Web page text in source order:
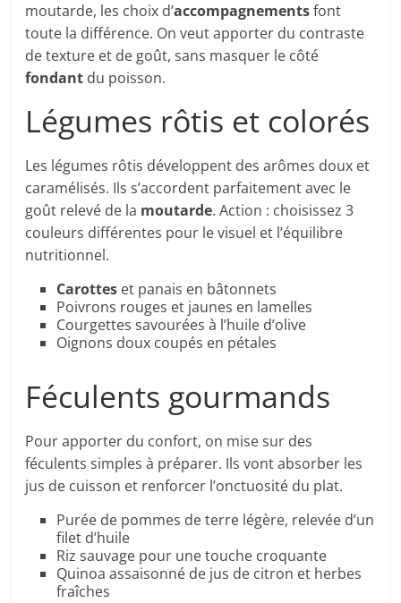
moutarde, les choix d’accompagnementsfont
toute la différence. On veut apporter du contraste
de texture et de goût, sans masquer le côté
fondant du poisson.
Légumes rôtis et colorés
Les légumes rôtis développent des arômes doux et
caramélisés. Ils s’accordent parfaitement avec le
goût relevé de la moutarde. Action : choisissez 3
couleurs différentes pour le visuel et l’équilibre
nutritionnel.
Carottes et panais en bâtonnets
Poivrons rouges et jaunes en lamelles
Courgettes savourées à l’huile d’olive
Oignons doux coupés en pétales
Féculents gourmands
Pour apporter du confort, on mise sur des
féculents simples à préparer. Ils vont absorber les
jus de cuisson et renforcer l’onctuosité du plat.
Purée de pommes de terre légère, relevée d’un
filet d’huile
Riz sauvage pour une touche croquante
Quinoa assaisonné de jus de citron et herbes
fraîches